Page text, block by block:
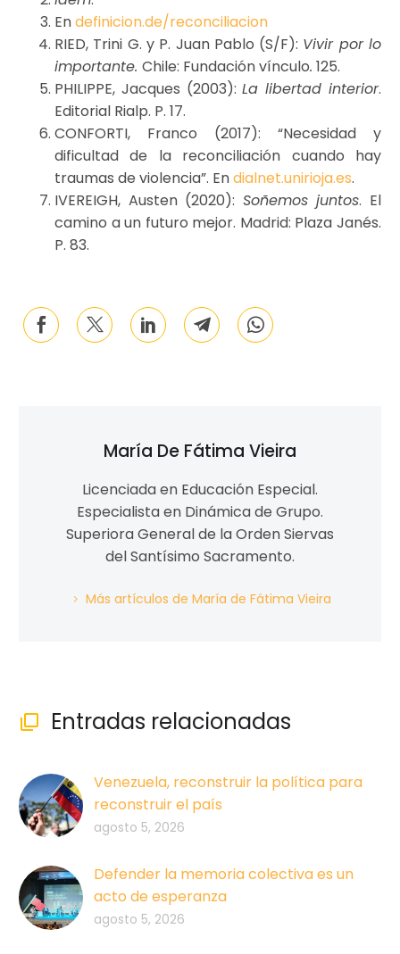
Endefinicion.de/reconciliacion
RIED, Trini G. y P. Juan Pablo (S/F): Vivir por lo
importante. Chile: Fundación vínculo. 125.
PHILIPPE, Jacques (2003):La libertad interior.
Editorial Rialp. P. 17.
CONFORTI, Franco (2017): “Necesidad y
dificultad de la reconciliación cuando hay
traumas de violencia”. Endialnet.unirioja.es.
IVEREIGH, Austen (2020): Soñemos juntos. El
camino a un futuro mejor. Madrid: Plaza Janés.
P. 83.
María De Fátima Vieira
Licenciada en Educación Especial.
Especialista en Dinámica de Grupo.
Superiora General de la Orden Siervas
del Santísimo Sacramento.
Más artículos de María de Fátima Vieira
 Entradas relacionadas
Venezuela, reconstruir la política para
reconstruir el país
agosto 5, 2026
Defender la memoria colectiva es un
acto de esperanza
agosto 5, 2026